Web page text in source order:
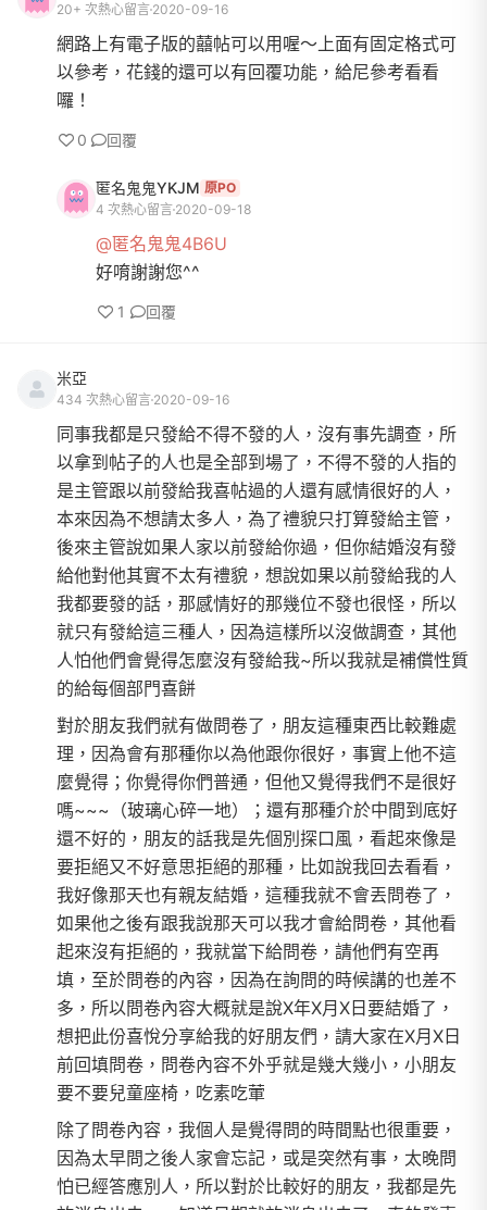
20+ 次熱心留言 2020-09-16
網路上有電子版的囍帖可以用喔～上面有固定格式可
以參考，花錢的還可以有回覆功能，給尼參考看看
囉！
0 回覆
匿名鬼鬼YKJM 原PO
4 次熱心留言 2020-09-18
@匿名鬼鬼4B6U
好唷謝謝您^^
1 回覆
米亞
434 次熱心留言 2020-09-16
同事我都是只發給不得不發的人，沒有事先調查，所
以拿到帖子的人也是全部到場了，不得不發的人指的
是主管跟以前發給我喜帖過的人還有感情很好的人，
本來因為不想請太多人，為了禮貌只打算發給主管，
後來主管說如果人家以前發給你過，但你結婚沒有發
給他對他其實不太有禮貌，想說如果以前發給我的人
我都要發的話，那感情好的那幾位不發也很怪，所以
就只有發給這三種人，因為這樣所以沒做調查，其他
人怕他們會覺得怎麼沒有發給我~所以我就是補償性質
的給每個部門喜餅
對於朋友我們就有做問卷了，朋友這種東西比較難處
理，因為會有那種你以為他跟你很好，事實上他不這
麼覺得；你覺得你們普通，但他又覺得我們不是很好
嗎~~~（玻璃心碎一地）；還有那種介於中間到底好
還不好的，朋友的話我是先個別探口風，看起來像是
要拒絕又不好意思拒絕的那種，比如說我回去看看，
我好像那天也有親友結婚，這種我就不會丟問卷了，
如果他之後有跟我說那天可以我才會給問卷，其他看
起來沒有拒絕的，我就當下給問卷，請他們有空再
填，至於問卷的內容，因為在詢問的時候講的也差不
多，所以問卷內容大概就是說X年X月X日要結婚了，
想把此份喜悅分享給我的好朋友們，請大家在X月X日
前回填問卷，問卷內容不外乎就是幾大幾小，小朋友
要不要兒童座椅，吃素吃葷
除了問卷內容，我個人是覺得問的時間點也很重要，
因為太早問之後人家會忘記，或是突然有事，太晚問
怕已經答應別人，所以對於比較好的朋友，我都是先